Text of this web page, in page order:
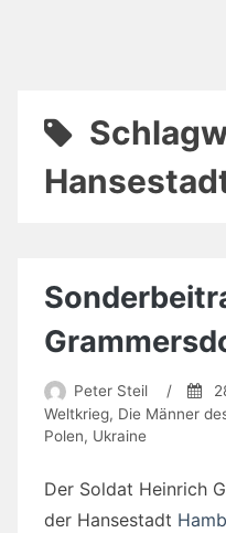
Peter Steil /
Weltkrieg, Die Männer
Polen, Ukraine
Der Soldat Heinrich
der Hansestadt